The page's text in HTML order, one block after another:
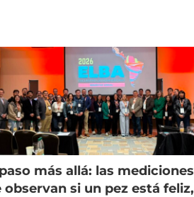
más allá: las mediciones
observan si un pez está feliz,